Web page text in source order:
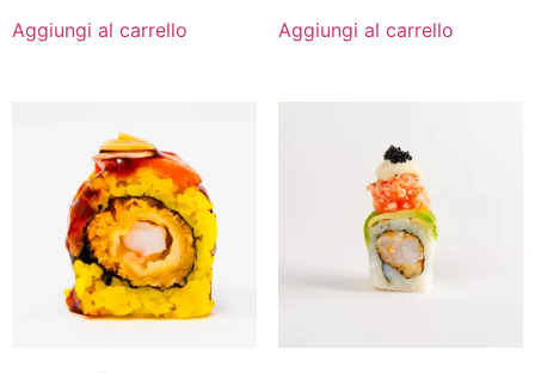
Aggiungi al carrello Aggiungi al carrello